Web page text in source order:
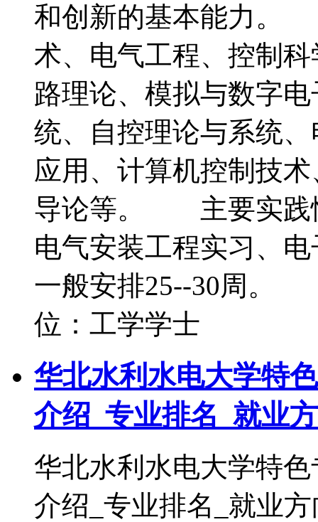
和创新的基本能力。
术、电气工程、控制
路理论、模拟与数字
统、自控理论与系统
应用、计算机控制技
导论等。 主要实践
电气安装工程实习、
一般安排25--30周
位：工学学士
华北水利水电大学特
介绍_专业排名_就业
华北水利水电大学特
介绍_专业排名_就